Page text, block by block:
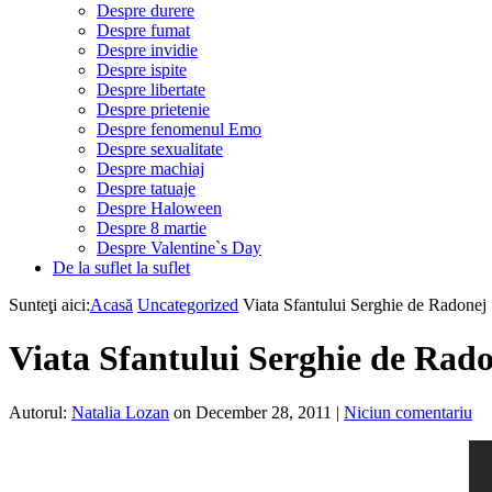
Despre durere
Despre fumat
Despre invidie
Despre ispite
Despre libertate
Despre prietenie
Despre fenomenul Emo
Despre sexualitate
Despre machiaj
Despre tatuaje
Despre Haloween
Despre 8 martie
Despre Valentine`s Day
De la suflet la suflet
Sunteţi aici:Acasă Uncategorized Viata Sfantului Serghie de Radonej
Viata Sfantului Serghie de
Autorul: Natalia Lozan on December 28, 2011 | Niciun comentariu